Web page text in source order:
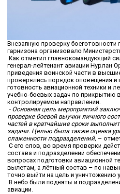
Внезапную проверку боеготовности
гарнизона организовало
Как отметил главнокомандующий
генерал-лейтенант авиации Нурлан
приведения воинской части в
проверялись порядок оповещения и
готовность авиационной техники и
учебно-боевых задач по прикрытию
контролируемом направлении.
- Основная цель мероприятий
проверке боевой выучки личного
частей в кратчайшие сроки
задачи. Целью была также оценка
слаженности подразделений, –
С его слов, во время проверки
состава и подразделений
вопросах подготовки авиационной
вылетам, а лётный состав – по
точно выйти на цель и уничтожению
В небо были подняты и
авиации.